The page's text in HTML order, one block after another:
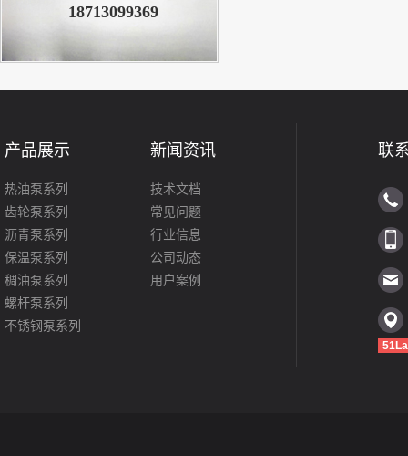
18713099369
产品展示
热油泵系列
齿轮泵系列
沥青泵系列
保温泵系列
稠油泵系列
螺杆泵系列
不锈钢泵系列
新闻资讯
技术文档
常见问题
行业信息
公司动态
用户案例
联
51La